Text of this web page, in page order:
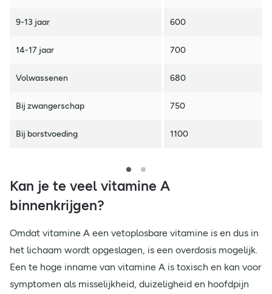
9-13 jaar 600
14-17 jaar 700
Volwassenen 680
Bij zwangerschap 750
Bij borstvoeding 1100
Kan je te veel vitamine A
binnenkrijgen?
Omdat vitamine A een vetoplosbare vitamine is en dus in
het lichaam wordt opgeslagen, is een overdosis mogelijk.
Een te hoge inname van vitamine A is toxisch en kan voor
symptomen als misselijkheid, duizeligheid en hoofdpijn